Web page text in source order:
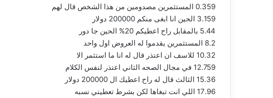
0.359 المستثمرين مصدومين من هذا الشخص قال لهم
3.159 الحين انا ابغى منكم 200000 دولار
5.44 بالمقابل راح اعطيكم 20% الحين جا دور
8.2 المستثمرين يقدموا له العروض اول واحد
10.32 للاسف ان اعتذر قال له انا ما استثمر الا
12.759 في مجال الصحه الثاني اعتذر لنفس الكلام
15.36 الثالث قال له راح اعطيك ال 200000 دولار
17.96 اللي انت تبغاها لكن بشرط تعطيني نسبه